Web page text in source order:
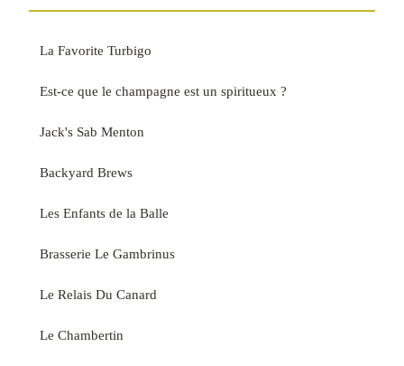
La Favorite Turbigo
Est-ce que le champagne est un spiritueux ?
Jack's Sab Menton
Backyard Brews
Les Enfants de la Balle
Brasserie Le Gambrinus
Le Relais Du Canard
Le Chambertin